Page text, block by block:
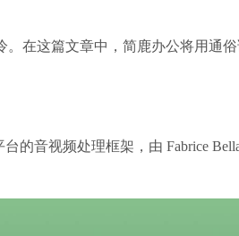
在这篇文章中，简鹿办公将用通
的音视频处理框架，由 Fabrice